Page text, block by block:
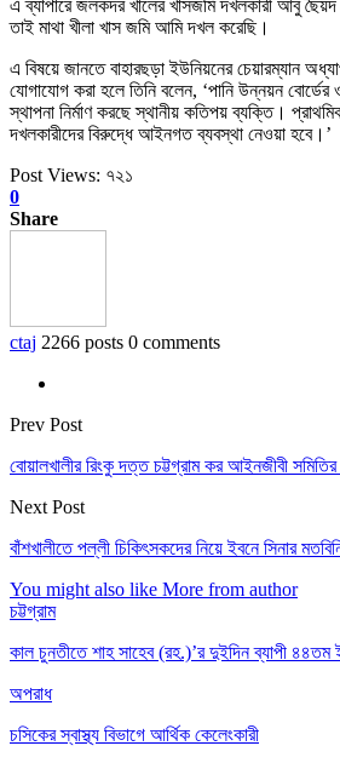
এ ব্যাপারে জলকদর খালের খাসজমি দখলকারী আবু
তাই মাথা খীলা খাস জমি আমি দখল করেছি।
এ বিষয়ে জানতে বাহারছড়া ইউনিয়নের চেয়ারম্যান
যোগাযোগ করা হলে তিনি বলেন, ‘পানি উন্নয়ন
স্থাপনা নির্মাণ করছে স্থানীয় কতিপয় ব্যক্তি।
দখলকারীদের বিরুদ্ধে আইনগত ব্যবস্থা নেওয়া হবে।’
Post Views: ৭২১
0
Share
ctaj 2266 posts 0 comments
Prev Post
বোয়ালখালীর রিংকু দত্ত চট্টগ্রাম কর আইনজীবী সমিতির
Next Post
বাঁশখালীতে পল্লী চিকিৎসকদের নিয়ে ইবনে সিনার
You might also like More from author
চট্টগ্রাম
কাল চুনতীতে শাহ সাহেব (রহ.)’র দুইদিন ব্যাপী ৪৪তম
অপরাধ
চসিকের স্বাস্থ্য বিভাগে আর্থিক কেলেংকারী